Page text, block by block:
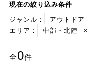
現在の絞り込み条件
ジャンル：
アウトドア
エリア：
中部・北陸 ×
全0件